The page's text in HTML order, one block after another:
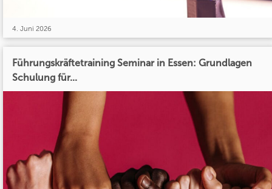
4. Juni 2026
Führungskräftetraining Seminar in Essen: Grundlagen
Schulung für...